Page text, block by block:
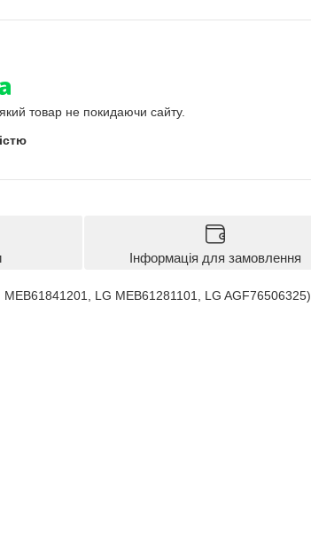
товар не покидаючи сайту.
Інформація для замовлення
LG MEB61281101, LG AGF76506325).